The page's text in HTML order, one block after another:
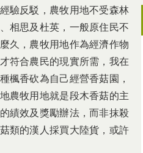
驗反駁，農牧用地不受森林
相思及杜英，一般原住民不
久，農牧用地作為經濟作物
符合農民的現實所需，我在
楓香砍為自己經營香菇園，
農牧用地就是段木香菇的主
績效及獎勵辦法，而非抹殺
類的漢人採買大陸貨，或許